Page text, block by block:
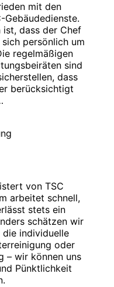
mit den
Gebäudedienste.
ist, dass der Chef
persönlich um
regelmäßigen
sind
dass
berücksichtigt
von TSC
arbeitet schnell,
stets ein
schätzen wir
individuelle
oder
– wir können uns
Pünktlichkeit